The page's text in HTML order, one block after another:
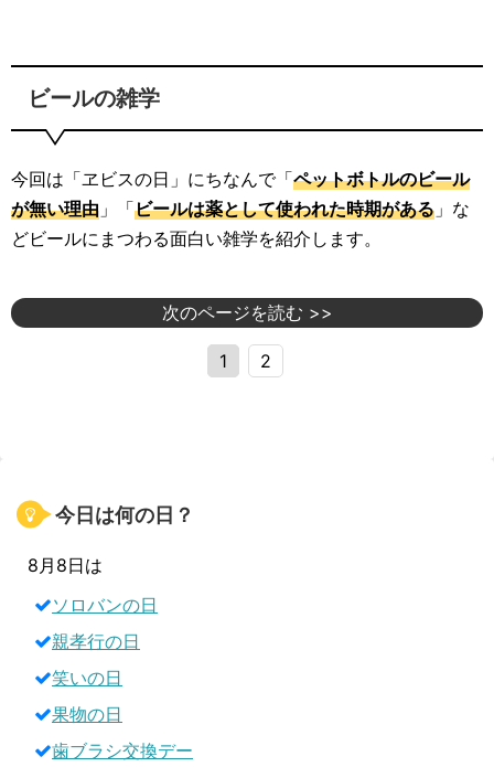
ビールの雑学
今回は「ヱビスの日」にちなんで「ペットボトルのビール
が無い理由 」「ビールは薬として使われた時期がある 」な
どビールにまつわる面白い雑学を紹介します。
次のページを読む >>
1 2
今日は何の日？
8月8日は
ソロバンの日
親孝行の日
笑いの日
果物の日
歯ブラシ交換デー